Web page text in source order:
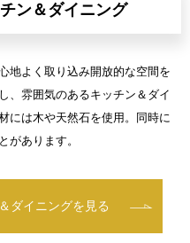
ン＆ダイニング
地よく取り込み開放的な空間を
、雰囲気のあるキッチン＆ダイ
には木や天然石を使用。同時に
があります。
ダイニングを見る